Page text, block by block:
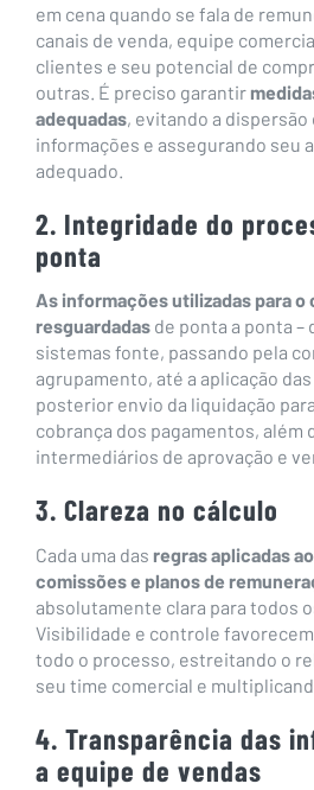
em cena quando se fala de
canais de venda, equipe
clientes e seu potencial de
outras. É preciso garantir
adequadas, evitando a dispersão
informações e assegurando seu
adequado.
2. Integridade do
ponta
As informações utilizadas para o
resguardadas de ponta a ponta –
sistemas fonte, passando pela
agrupamento, até a aplicação
posterior envio da liquidação
cobrança dos pagamentos, além
intermediários de aprovação e
3. Clareza no cálculo
Cada uma das regras aplicadas
comissões e planos de
absolutamente clara para todos
Visibilidade e controle
todo o processo, estreitando o
seu time comercial e
4. Transparência das
a equipe de vendas